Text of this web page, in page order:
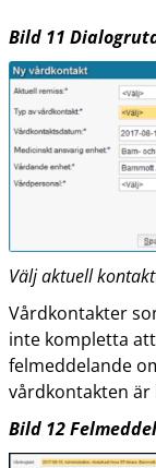
Bild 11
Välj aktuell
Vårdkontakter
inte kompletta
felmeddelande
vårdkontakten är
Bild 12